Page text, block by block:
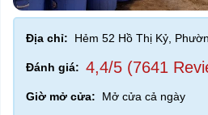
Địa chỉ: Hẻm 52 Hồ Thị Kỷ,
Đánh giá: 4,4/5 (7641
Giờ mở cửa:
Mở cửa cả ngày